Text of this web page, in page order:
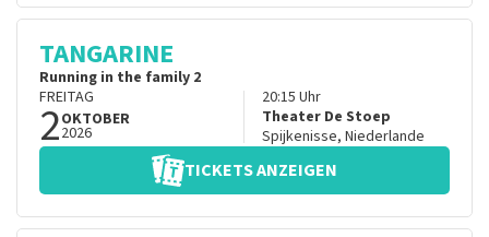
TANGARINE
Running in the family 2
FREITAG
2OKTOBER
2026
20:15 Uhr
Theater De Stoep
Spijkenisse, Niederlande
TICKETS ANZEIGEN